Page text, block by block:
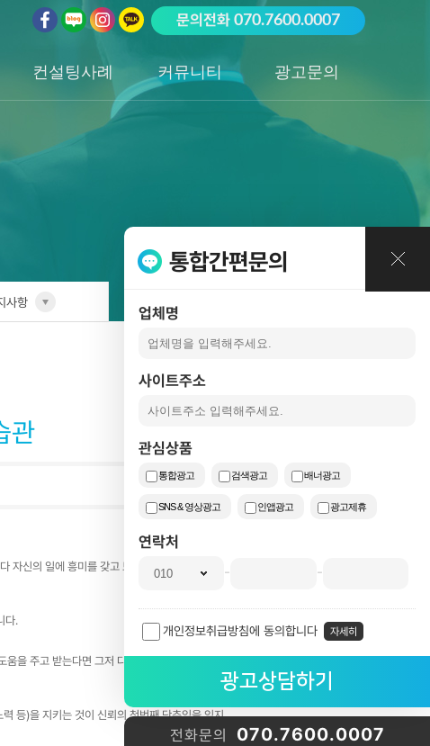
통합간편문의
업체명
사이트주소
관심상품
통합광고 검색광고 배너광고
SNS & 영상광고 인앱광고 광고제휴
연락처
- -
개인정보취급방침에 동의합니다 자세히
전화문의 070.7600.0007
문의전화 070.7600.0007
컨설팅사례
포트폴리오
커뮤니티 광고문의
광고문의하기
사항
관
자신의 일에 흥미를 갖고 보다 즐겁게 일하는 것
다.
을 주고 받는다면 그저 다른 사람들의 얘기가 아
등)을 지키는 것이 신뢰의 첫번째 단추임을 잊지